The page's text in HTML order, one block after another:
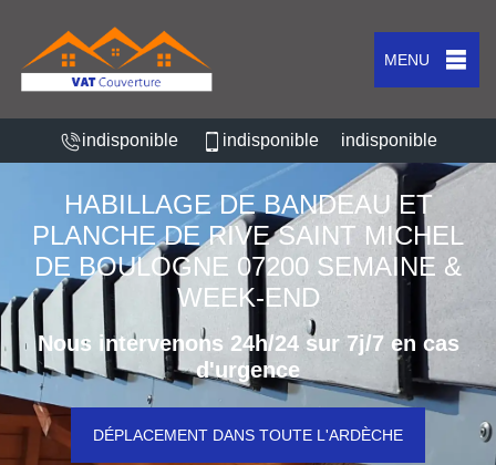
MENU
indisponible indisponible indisponible
HABILLAGE DE BANDEAU ET
PLANCHE DE RIVE SAINT MICHEL
DE BOULOGNE 07200 SEMAINE &
WEEK-END
Nous intervenons 24h/24 sur 7j/7 en cas
d'urgence
DÉPLACEMENT DANS TOUTE L'ARDÈCHE